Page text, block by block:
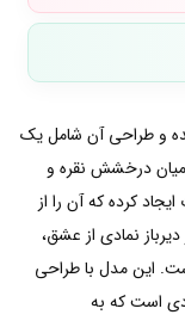
و طراحی آن شامل یک
درخشش نقره و
کرده که آن را از
نمادی از عشق،
این مدل با طراحی
است که به